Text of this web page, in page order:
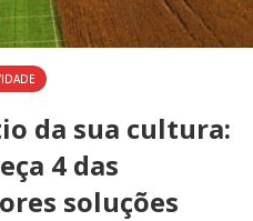
da sua cultura:
4 das
soluções